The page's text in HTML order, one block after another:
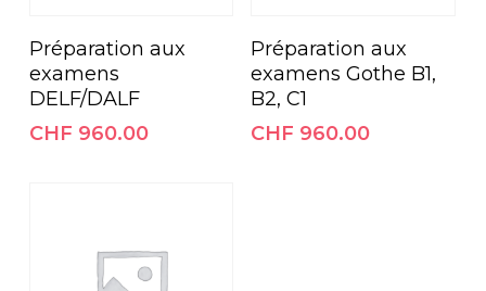
Ajouter Au Panier
Préparation aux
examens
DELF/DALF
CHF 960.00
Ajouter Au Panier
Préparation aux
examens Gothe B1,
B2, C1
CHF 960.00